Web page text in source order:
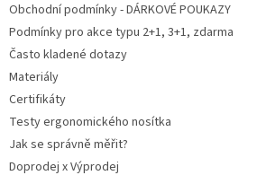
Obchodní podmínky - DÁRKOVÉ POUKAZY
Podmínky pro akce typu 2+1, 3+1, zdarma
Často kladené dotazy
Materiály
Certifikáty
Testy ergonomického nosítka
Jak se správně měřit?
Doprodej x Výprodej